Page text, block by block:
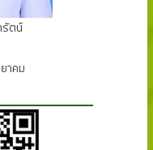
รัตน์
าคม